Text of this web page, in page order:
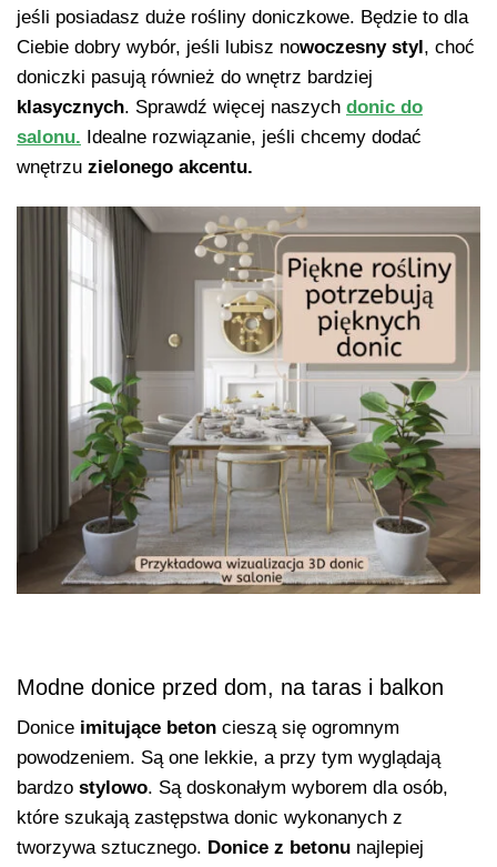
jeśli posiadasz duże rośliny doniczkowe. Będzie to dla
Ciebie dobry wybór, jeśli lubisz nowoczesny styl , choć
doniczki pasują również do wnętrz bardziej
klasycznych. Sprawdź więcej naszych donic do
salonu. Idealne rozwiązanie, jeśli chcemy dodać
wnętrzu zielonego akcentu.
Modne donice przed dom, na taras i balkon
Donice imitujące beton cieszą się ogromnym
powodzeniem. Są one lekkie, a przy tym wyglądają
bardzo stylowo. Są doskonałym wyborem dla osób,
które szukają zastępstwa donic wykonanych z
tworzywa sztucznego. Donice z betonu najlepiej